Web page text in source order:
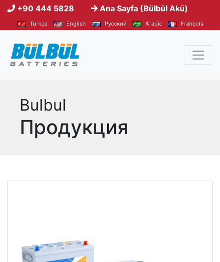
+90 444 5828 Ana Sayfa (Bülbül Akü)
Türkçe English Pусский Arabic François
Bulbul
Продукция